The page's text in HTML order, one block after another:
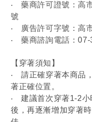
‧藥商許可證號：高
號
‧
廣告許可字號：高
‧藥商諮詢電話：
【穿著須知】
‧請正確穿著本商品
著正確位置。
‧建議首次穿著1-2
後，再逐漸增加穿著